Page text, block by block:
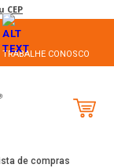
TRABALHE CONOSCO
de compras